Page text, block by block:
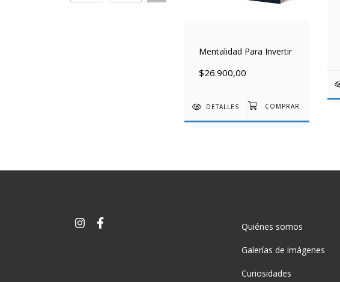
Mentalidad Para Invertir
$26.900,00
DETALLES
Quiénes somos
Galerías de imágenes
Curiosidades